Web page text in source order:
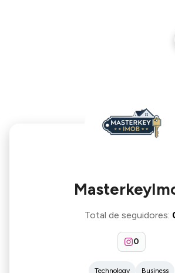
Total de seguidores:
0
Technology Business